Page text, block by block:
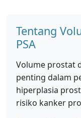
Tentang
PSA
Volume prostat
penting dalam
hiperplasia
risiko kanker